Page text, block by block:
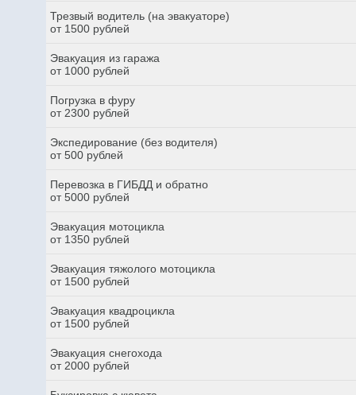
Трезвый водитель (на эвакуаторе)
от 1500 рублей
Эвакуация из гаража
от 1000 рублей
Погрузка в фуру
от 2300 рублей
Экспедирование (без водителя)
от 500 рублей
Перевозка в ГИБДД и обратно
от 5000 рублей
Эвакуация мотоцикла
от 1350 рублей
Эвакуация тяжолого мотоцикла
от 1500 рублей
Эвакуация квадроцикла
от 1500 рублей
Эвакуация снегохода
от 2000 рублей